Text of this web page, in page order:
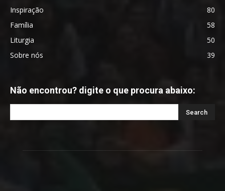
Inspiração
80
Família
58
Liturgia
50
Sobre nós
39
Não encontrou? digite o que procura abaixo: